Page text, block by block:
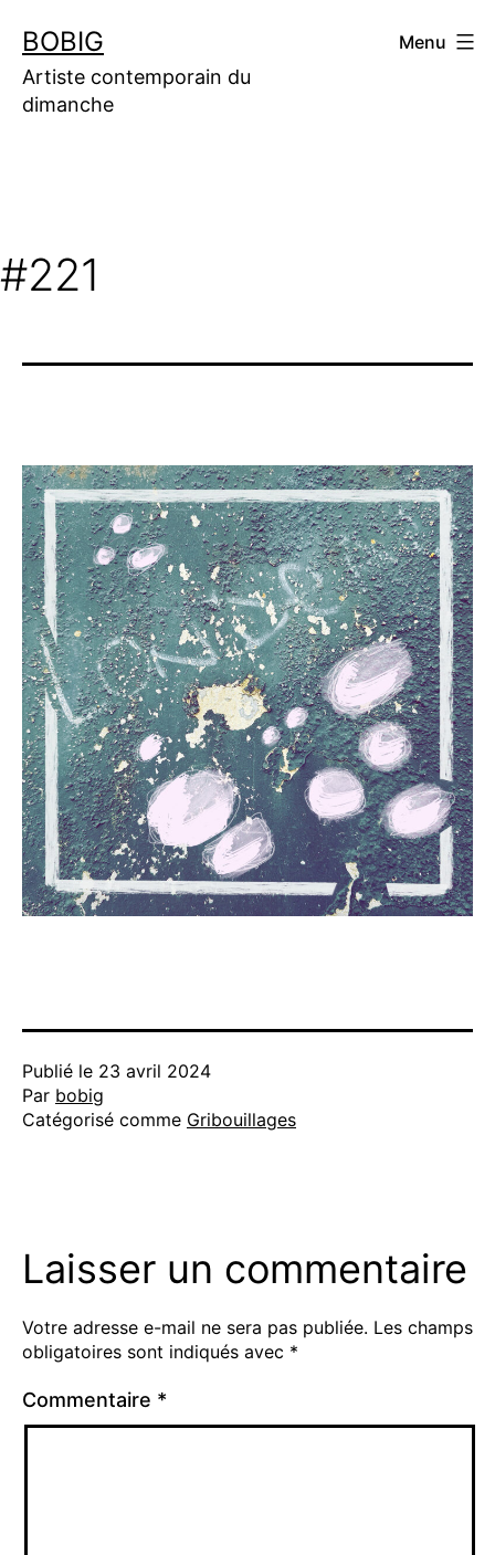
contenu
BOBIG
Artiste contemporain du
dimanche
Menu
#221
Publié le 23 avril 2024
Par bobig
Catégorisé comme Gribouillages
Laisser un commentaire
Votre adresse e-mail ne sera pas publiée. Les champs
obligatoires sont indiqués avec *
Commentaire *